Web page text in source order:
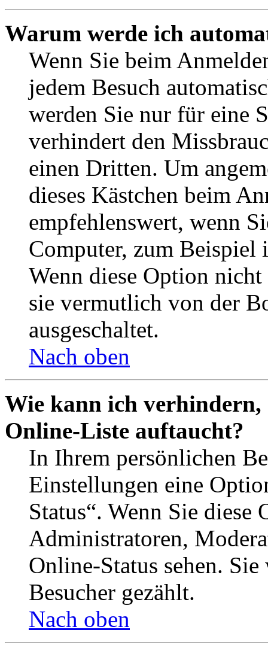
Warum werde ich
Wenn Sie beim
jedem Besuch
werden Sie nur für eine
verhindert den
einen Dritten. Um
dieses Kästchen beim
empfehlenswert, wenn
Computer, zum Beispiel
Wenn diese Option
sie vermutlich von der
ausgeschaltet.
Nach oben
Wie kann ich verhindern,
Online-Liste auftaucht?
In Ihrem persönlichen
Einstellungen eine
Status“. Wenn Sie
Administratoren,
Online-Status sehen.
Besucher gezählt.
Nach oben